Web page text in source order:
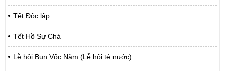
Tết Độc lập
Tết Hồ Sự Chà
Lễ hội Bun Vốc Nặm (Lễ hội té nước)